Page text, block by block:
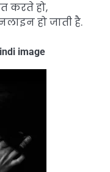
करते हो,
हो जाती है.
image